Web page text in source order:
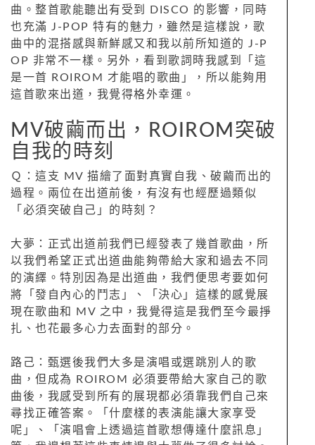
曲。整首歌能聽出有受到 DISCO 的影響，同時
也充滿 J-POP 特有的魅力，雖然是這樣說，歌
曲中的混搭感與新鮮感又和我以前所知道的 J-P
OP 非常不一樣。另外，看到歌詞時我感到「這
是一首 ROIROM 才能唱的歌曲」，所以能夠用
這首歌來出道，我覺得格外幸運。
MV破繭而出，ROIROM突破
自我的時刻
Ｑ：這支 MV 描繪了面對真實自我、破繭而出的
過程。兩位在出道前後，有沒有也經歷過類似
「必須突破自己」的時刻？
大夢：正式出道前我們已經發表了幾首歌曲，所
以我們希望正式出道曲能夠帶給大家和過去不同
的演繹。特別因為是出道曲，我們便思考要如何
將「發自內心的鬥志」、「決心」這樣的感覺展
現在歌曲和 MV 之中，我覺得這是我們至今最掙
扎、也花最多心力去面對的部分。
路己：甄選後我們大多是演唱或選跳別人的歌
曲，但成為 ROIROM 必須要帶給大家自己的歌
曲後，我感受到所有的展現都必須靠我們自己來
尋找正確答案。「什麼樣的表演能讓大家享受
呢」、「演唱會上透過這首歌想傳達什麼訊息」